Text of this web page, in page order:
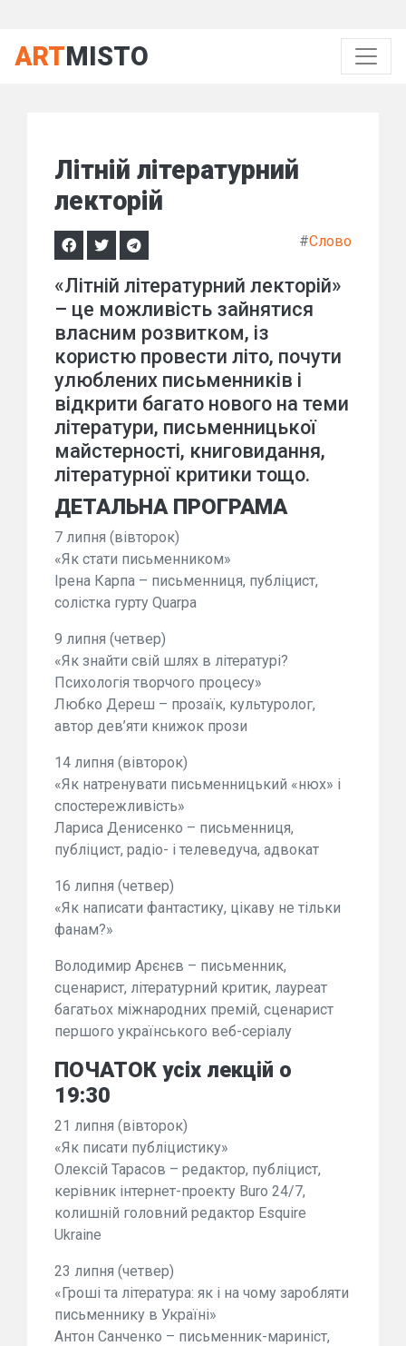
ARTMISTO
Літній літературний
лекторій
#Слово
«Літній літературний лекторій»
– це можливість зайнятися
власним розвитком, із
користю провести літо, почути
улюблених письменників і
відкрити багато нового на теми
літератури, письменницької
майстерності, книговидання,
літературної критики тощо.
ДЕТАЛЬНА ПРОГРАМА
7 липня (вівторок)
«Як стати письменником»
Ірена Карпа – письменниця, публіцист,
солістка гурту Quarpa
9 липня (четвер)
«Як знайти свій шлях в літературі?
Психологія творчого процесу»
Любко Дереш – прозаїк, культуролог,
автор дев’яти книжок прози
14 липня (вівторок)
«Як натренувати письменницький «нюх» і
спостережливість»
Лариса Денисенко – письменниця,
публіцист, радіо- і телеведуча, адвокат
16 липня (четвер)
«Як написати фантастику, цікаву не тільки
фанам?»
Володимир Арєнєв – письменник,
сценарист, літературний критик, лауреат
багатьох міжнародних премій, сценарист
першого українського веб-серіалу
ПОЧАТОК усіх лекцій о
19:30
21 липня (вівторок)
«Як писати публіцистику»
Олексій Тарасов – редактор, публіцист,
керівник інтернет-проекту Buro 24/7,
колишній головний редактор Esquire
Ukraine
23 липня (четвер)
«Гроші та література: як і на чому заробляти
письменнику в Україні»
Антон Санченко – письменник-мариніст,